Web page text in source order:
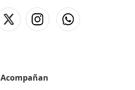
Acompañan